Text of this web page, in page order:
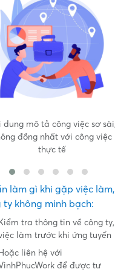
dung mô tả công việc sơ sài,
đồng nhất với công việc
thực tế
làm gì khi gặp việc làm,
ty không minh bạch:
Kiểm tra thông tin về công ty,
làm trước khi ứng tuyển
Hoặc liên hệ với
để được tư